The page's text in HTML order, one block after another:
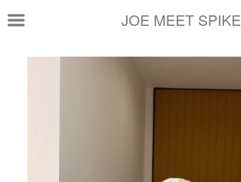
JOE MEET SPIKE